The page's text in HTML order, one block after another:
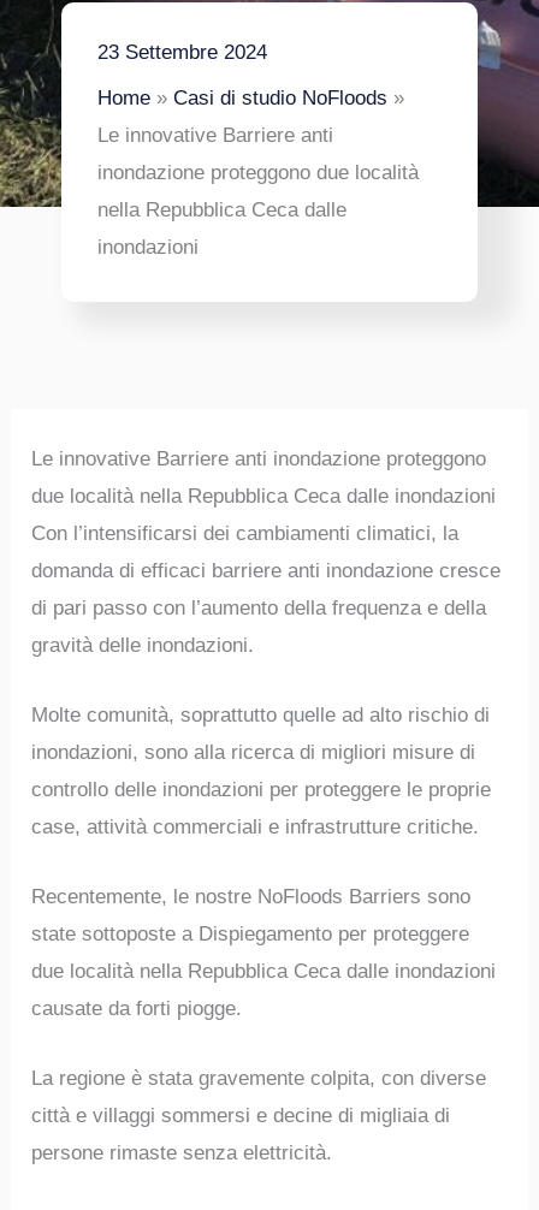
23 Settembre 2024
Home
Casi di studio NoFloods
Le innovative Barriere anti
inondazione proteggono due località
nella Repubblica Ceca dalle
inondazioni
Le innovative Barriere anti inondazione proteggono
due località nella Repubblica Ceca dalle inondazioni
Con l’intensificarsi dei cambiamenti climatici, la
domanda di efficaci barriere anti inondazione cresce
di pari passo con l’aumento della frequenza e della
gravità delle inondazioni.
Molte comunità, soprattutto quelle ad alto rischio di
inondazioni, sono alla ricerca di migliori misure di
controllo delle inondazioni per proteggere le proprie
case, attività commerciali e infrastrutture critiche.
Recentemente, le nostre NoFloods Barriers sono
state sottoposte a Dispiegamento per proteggere
due località nella Repubblica Ceca dalle inondazioni
causate da forti piogge.
La regione è stata gravemente colpita, con diverse
città e villaggi sommersi e decine di migliaia di
persone rimaste senza elettricità.